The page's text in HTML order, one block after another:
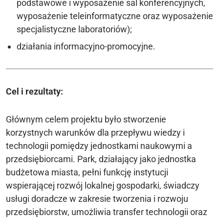
podstawowe i wyposażenie sal konferencyjnych,
wyposażenie teleinformatyczne oraz wyposażenie
specjalistyczne laboratoriów);
działania informacyjno-promocyjne.
Cel i rezultaty:
Głównym celem projektu było stworzenie
korzystnych warunków dla przepływu wiedzy i
technologii pomiędzy jednostkami naukowymi a
przedsiębiorcami. Park, działający jako jednostka
budżetowa miasta, pełni funkcję instytucji
wspierającej rozwój lokalnej gospodarki, świadczy
usługi doradcze w zakresie tworzenia i rozwoju
przedsiębiorstw, umożliwia transfer technologii oraz